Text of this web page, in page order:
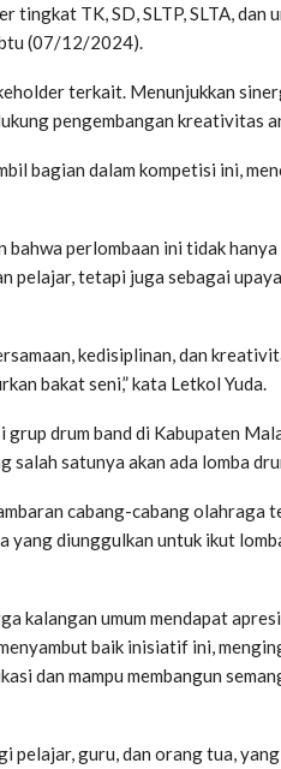
tingkat TK, SD, SLTP, SLTA, dan
(07/12/2024).
terkait. Menunjukkan
pengembangan kreativitas
bagian dalam kompetisi ini,
bahwa perlombaan ini tidak
pelajar, tetapi juga sebagai
kedisiplinan, dan
bakat seni,” kata Letkol Yuda.
grup drum band di Kabupaten
satunya akan ada lomba
cabang-cabang olahraga
yang diunggulkan untuk ikut
kalangan umum mendapat
baik inisiatif ini,
dan mampu membangun
pelajar, guru, dan orang tua,